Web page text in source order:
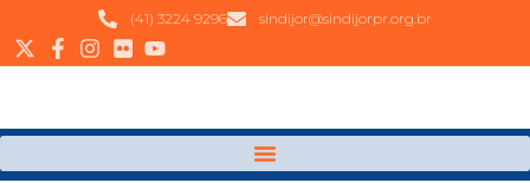
(41) 3224 9296 sindijor@sindijorpr.org.br